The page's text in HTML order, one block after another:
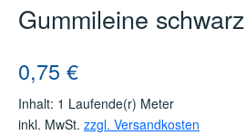
Gummileine schwarz
Regulärer Preis:
0,75 €
Inhalt: 1 Laufende(r) Meter
inkl. MwSt. zzgl. Versandkosten